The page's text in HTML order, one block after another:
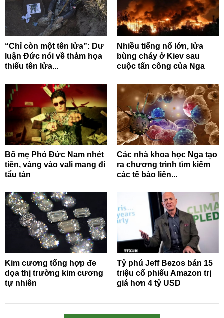
“Chỉ còn một tên lửa”: Dư
luận Đức nói về thảm họa
thiếu tên lửa...
Nhiều tiếng nổ lớn, lửa
bùng cháy ở Kiev sau
cuộc tấn công của Nga
Bố mẹ Phó Đức Nam nhét
tiền, vàng vào vali mang đi
tẩu tán
Các nhà khoa học Nga tạo
ra chương trình tìm kiếm
các tế bào liên...
Kim cương tổng hợp đe
dọa thị trường kim cương
tự nhiên
Tỷ phú Jeff Bezos bán 15
triệu cổ phiếu Amazon trị
giá hơn 4 tỷ USD